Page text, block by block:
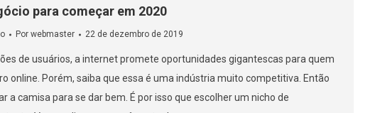
para começar em 2020
Por webmaster 22 de dezembro de 2019
de usuários, a internet promete oportunidades gigantescas para quem
online. Porém, saiba que essa é uma indústria muito competitiva. Então
a camisa para se dar bem. É por isso que escolher um nicho de